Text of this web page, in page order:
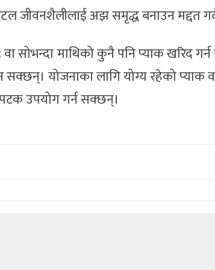
जीवनशैलीलाई अझ समृद्ध बनाउन मद्दत
सोभन्दा माथिको कुनै पनि प्याक खरिद
योजनाका लागि योग्य रहेको प्याक
उपयोग गर्न सक्छन्।